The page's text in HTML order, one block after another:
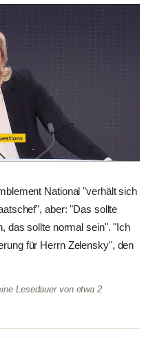
National "verhält sich
aber: "Das sollte
das sollte normal sein". "Ich
für Herrn Zelensky", den
Lesedauer von etwa 2